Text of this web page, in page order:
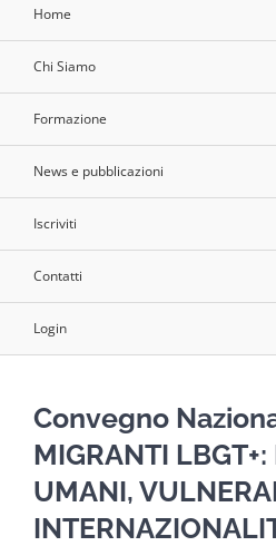
Home
Chi Siamo
Formazione
News e pubblicazioni
Iscriviti
Contatti
Login
Convegno
MIGRANTI LBGT+:
UMANI,